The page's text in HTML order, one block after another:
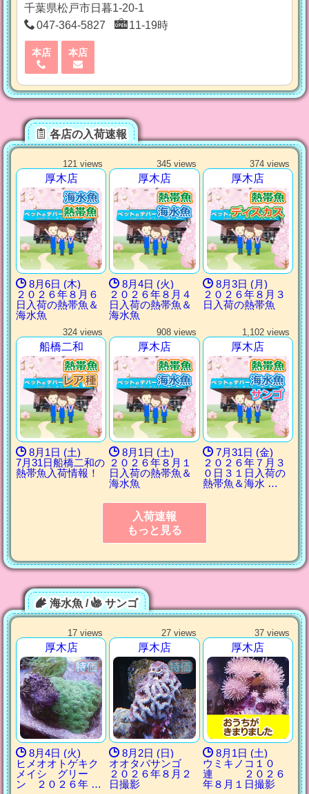
千葉県松戸市日暮1-20-1
047-364-5827
11-19時
本店 本店
各店の入荷速報
121 views
厚木店
8月6日 (木)
２０２６年８月６
日入荷の熱帯魚＆
海水魚
345 views
厚木店
8月4日 (火)
２０２６年８月４
日入荷の熱帯魚＆
海水魚
374 views
厚木店
8月3日 (月)
２０２６年８月３
日入荷の熱帯魚
324 views
船橋二和
8月1日 (土)
7月31日船橋二和の
熱帯魚入荷情報！
908 views
厚木店
8月1日 (土)
２０２６年８月１
日入荷の熱帯魚＆
海水魚
1,102 views
厚木店
7月31日 (金)
２０２６年７月３
０日３１日入荷の
熱帯魚＆海水 …
入荷速報
もっと見る
海水魚 / サンゴ
17 views
厚木店
8月4日 (火)
ヒメオオトゲキク
メイシ グリー
ン ２０２６年 …
27 views
厚木店
8月2日 (日)
オオタバサンゴ
２０２６年８月２
日撮影
37 views
厚木店
8月1日 (土)
ウミキノコ１０
連 ２０２６
年８月１日撮影